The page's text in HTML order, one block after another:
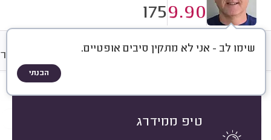
9.90
175
שימו לב - אני לא מתקין סיבים אופטיים.
הבנתי
טיפ ממידרג
חוות דעת מחירים
רשתות ותשתיות